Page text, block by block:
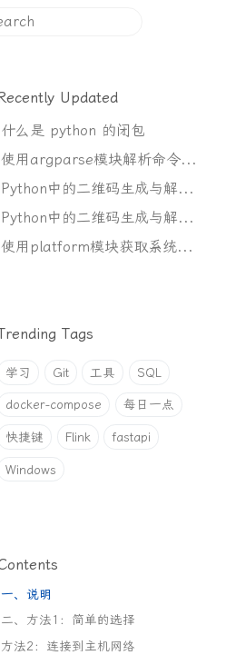
。当您在 Windows 或 Mac
Updated
什么是 python 的闭包
使用argparse模块解析命令行参数
Python中的二维码生成与解析（花里胡哨）
Python中的二维码生成与解析（基础使用）
使用platform模块获取系统信息
Tags
学习 Git 工具 SQL
docker-compose 每日一点
快捷键 Flink fastapi
Windows
一、说明
二、方法1：简单的选择
方法2：连接到主机网络